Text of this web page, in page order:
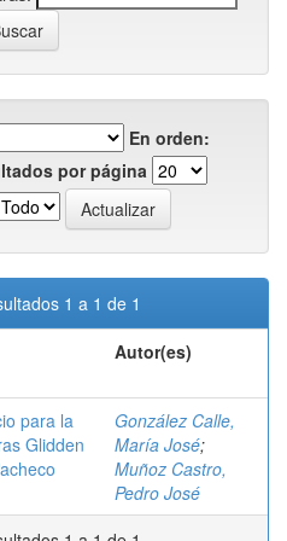
En orden:
por página
1 a 1 de 1
Autor(es)
para la
Glidden
González Calle,
María José;
Muñoz Castro,
Pedro José